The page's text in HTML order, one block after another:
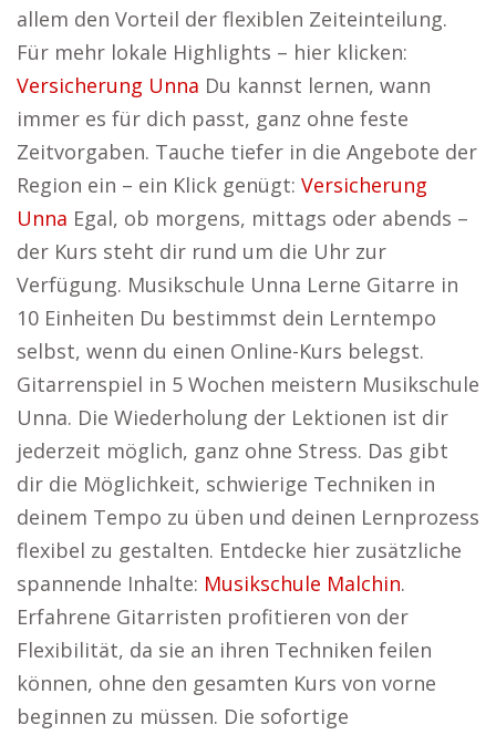
allem den Vorteil der flexiblen Zeiteinteilung.
Für mehr lokale Highlights – hier klicken:
Versicherung Unna Du kannst lernen, wann
immer es für dich passt, ganz ohne feste
Zeitvorgaben. Tauche tiefer in die Angebote der
Region ein – ein Klick genügt: Versicherung
Unna Egal, ob morgens, mittags oder abends –
der Kurs steht dir rund um die Uhr zur
Verfügung. Musikschule Unna Lerne Gitarre in
10 Einheiten Du bestimmst dein Lerntempo
selbst, wenn du einen Online-Kurs belegst.
Gitarrenspiel in 5 Wochen meistern Musikschule
Unna. Die Wiederholung der Lektionen ist dir
jederzeit möglich, ganz ohne Stress. Das gibt
dir die Möglichkeit, schwierige Techniken in
deinem Tempo zu üben und deinen Lernprozess
flexibel zu gestalten. Entdecke hier zusätzliche
spannende Inhalte: Musikschule Malchin.
Erfahrene Gitarristen profitieren von der
Flexibilität, da sie an ihren Techniken feilen
können, ohne den gesamten Kurs von vorne
beginnen zu müssen. Die sofortige